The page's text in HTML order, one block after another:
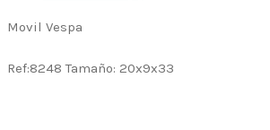
Movil Vespa
Ref:8248 Tamaño: 20x9x33